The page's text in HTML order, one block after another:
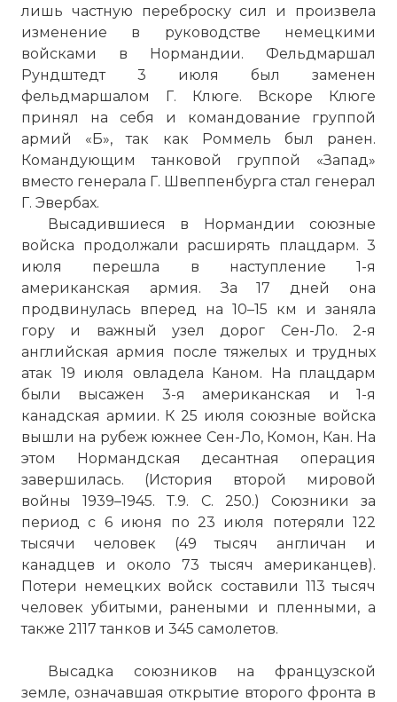
лишь частную переброску сил и произвела
изменение в руководстве немецкими
войсками в Нормандии. Фельдмаршал
Рундштедт 3 июля был заменен
фельдмаршалом Г. Клюге. Вскоре Клюге
принял на себя и командование группой
армий «Б», так как Роммель был ранен.
Командующим танковой группой «Запад»
вместо генерала Г. Швеппенбурга стал генерал
Г. Эвербах.
Высадившиеся в Нормандии союзные
войска продолжали расширять плацдарм. 3
июля перешла в наступление 1-я
американская армия. За 17 дней она
продвинулась вперед на 10–15 км и заняла
гору и важный узел дорог Сен-Ло. 2-я
английская армия после тяжелых и трудных
атак 19 июля овладела Каном. На плацдарм
были высажен 3-я американская и 1-я
канадская армии. К 25 июля союзные войска
вышли на рубеж южнее Сен-Ло, Комон, Кан. На
этом Нормандская десантная операция
завершилась. (История второй мировой
войны 1939–1945. Т.9. С. 250.) Союзники за
период с 6 июня по 23 июля потеряли 122
тысячи человек (49 тысяч англичан и
канадцев и около 73 тысяч американцев).
Потери немецких войск составили 113 тысяч
человек убитыми, ранеными и пленными, а
также 2117 танков и 345 самолетов.
Высадка союзников на французской
земле, означавшая открытие второго фронта в